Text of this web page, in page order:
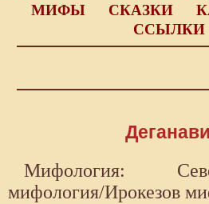
МИФЫ
СКАЗКИ
ССЫЛКИ
Мифология:
мифология/Ирокезов